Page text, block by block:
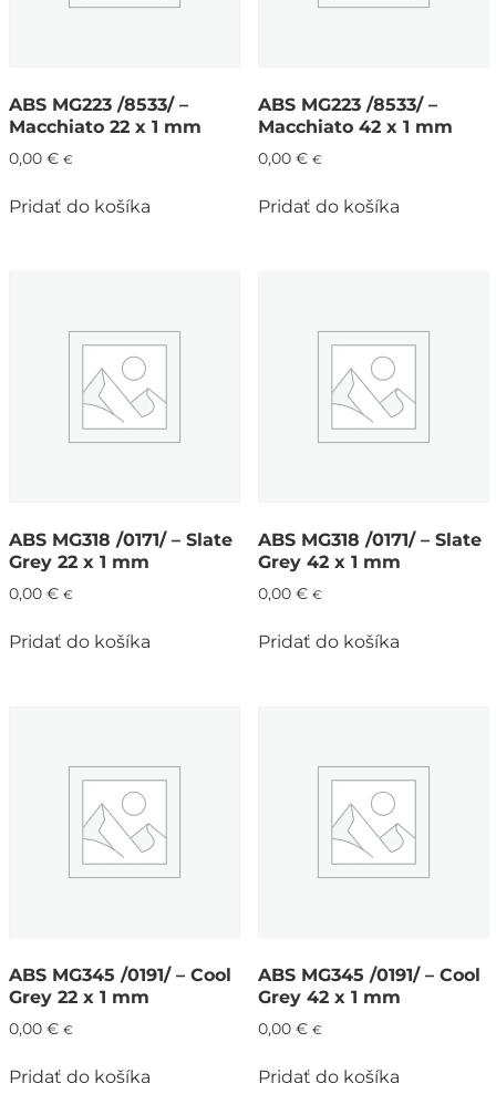
ABS MG223 /8533/ –
Macchiato 22 x 1 mm
0,00 € €
Pridať do košíka
ABS MG223 /8533/ –
Macchiato 42 x 1 mm
0,00 € €
Pridať do košíka
ABS MG318 /0171/ – Slate
Grey 22 x 1 mm
0,00 € €
Pridať do košíka
ABS MG318 /0171/ – Slate
Grey 42 x 1 mm
0,00 € €
Pridať do košíka
ABS MG345 /0191/ – Cool
Grey 22 x 1 mm
0,00 € €
Pridať do košíka
ABS MG345 /0191/ – Cool
Grey 42 x 1 mm
0,00 € €
Pridať do košíka